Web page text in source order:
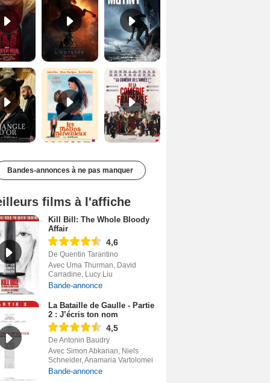
Les Matins merveilleux Bande-annonce VF De la Comédie-Française Teaser VF
Bandes-annonces à ne pas manquer
films à l'affiche
Kill Bill: The Whole Bloody
Affair
4,6
De Quentin Tarantino
Avec Uma Thurman, David
Carradine, Lucy Liu
Bande-annonce
La Bataille de Gaulle - Partie
2 : J’écris ton nom
4,5
De Antonin Baudry
Avec Simon Abkarian, Niels
Schneider, Anamaria Vartolomei
Bande-annonce